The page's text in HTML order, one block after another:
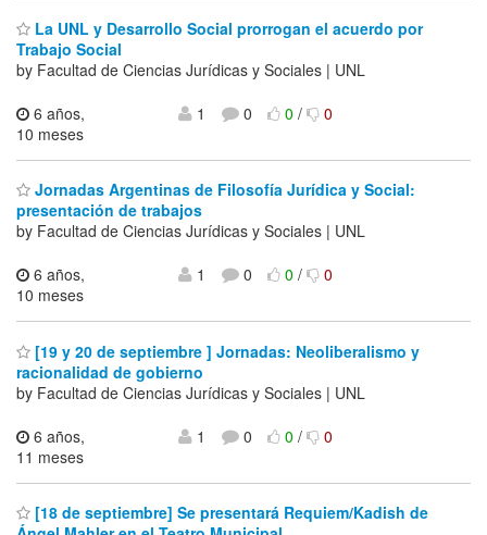
La UNL y Desarrollo Social prorrogan el acuerdo por
Trabajo Social
by Facultad de Ciencias Jurídicas y Sociales | UNL
6 años,
10 meses
1 0 0/ 0
Jornadas Argentinas de Filosofía Jurídica y Social:
presentación de trabajos
by Facultad de Ciencias Jurídicas y Sociales | UNL
6 años,
10 meses
1 0 0/ 0
[19 y 20 de septiembre ] Jornadas: Neoliberalismo y
racionalidad de gobierno
by Facultad de Ciencias Jurídicas y Sociales | UNL
6 años,
11 meses
1 0 0/ 0
[18 de septiembre] Se presentará Requiem/Kadish de